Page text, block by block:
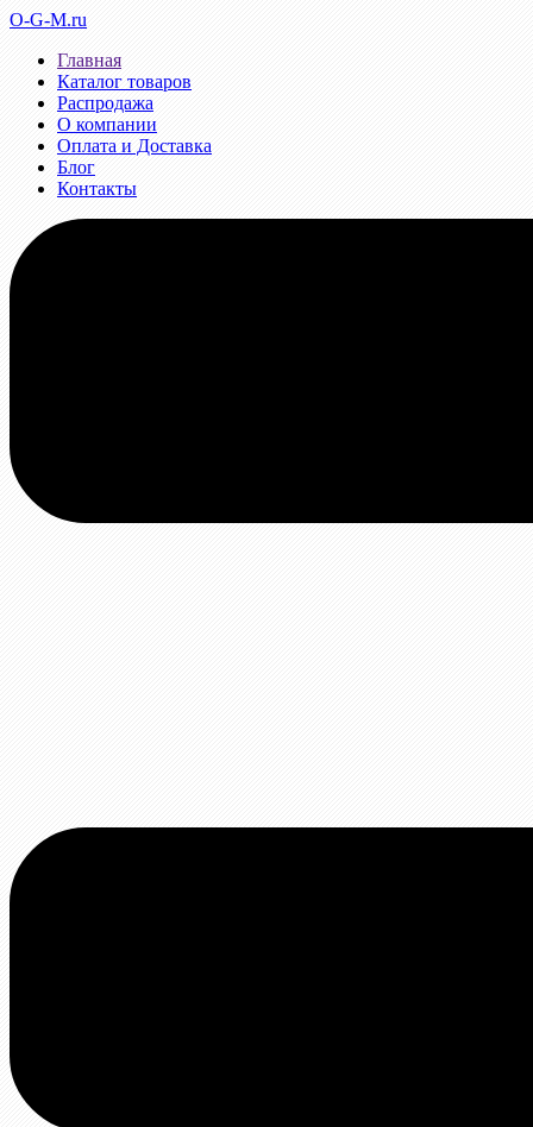
O-G-M.ru
Главная
Каталог товаров
Распродажа
О компании
Оплата и Доставка
Блог
Контакты